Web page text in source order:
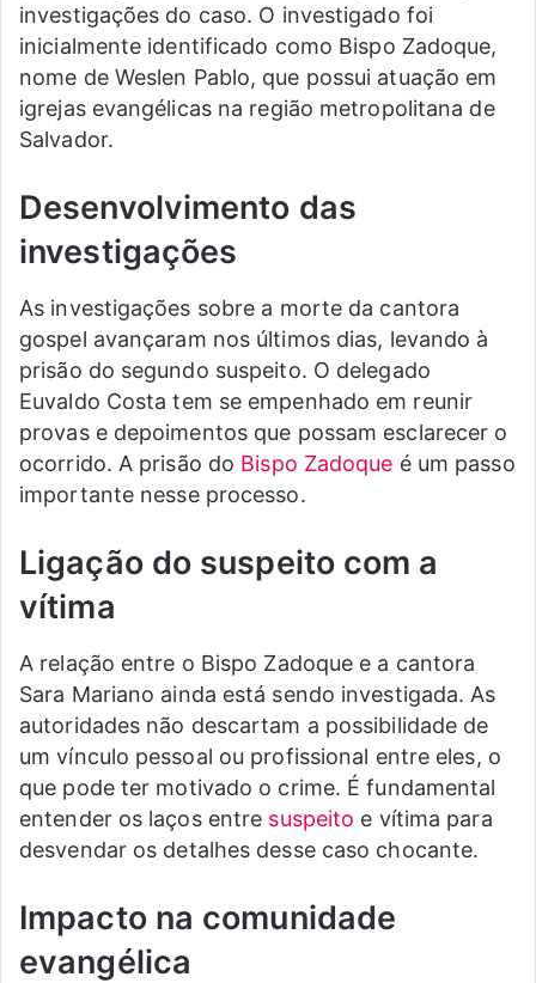
investigações do caso. O investigado foi
inicialmente identificado como Bispo Zadoque,
nome de Weslen Pablo, que possui atuação em
igrejas evangélicas na região metropolitana de
Salvador.
Desenvolvimento das
investigações
As investigações sobre a morte da cantora
gospel avançaram nos últimos dias, levando à
prisão do segundo suspeito. O delegado
Euvaldo Costa tem se empenhado em reunir
provas e depoimentos que possam esclarecer o
ocorrido. A prisão do Bispo Zadoque é um passo
importante nesse processo.
Ligação do suspeito com a
vítima
A relação entre o Bispo Zadoque e a cantora
Sara Mariano ainda está sendo investigada. As
autoridades não descartam a possibilidade de
um vínculo pessoal ou profissional entre eles, o
que pode ter motivado o crime. É fundamental
entender os laços entre suspeito e vítima para
desvendar os detalhes desse caso chocante.
Impacto na comunidade
evangélica